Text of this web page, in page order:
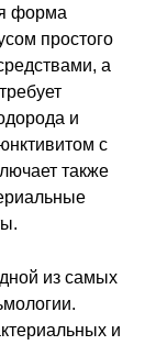
форма
простого
а
и
с
также
из самых
и